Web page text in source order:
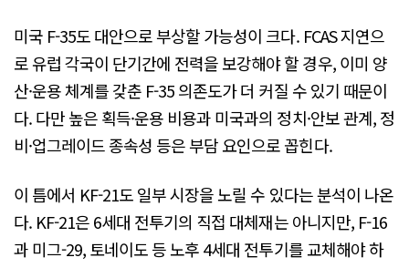
미국 F-35도 대안으로 부상할 가능성이 크다. FCAS 지연으
로 유럽 각국이 단기간에 전력을 보강해야 할 경우, 이미 양
산·운용 체계를 갖춘 F-35 의존도가 더 커질 수 있기 때문이
다. 다만 높은 획득·운용 비용과 미국과의 정치·안보 관계, 정
비·업그레이드 종속성 등은 부담 요인으로 꼽힌다.
이 틈에서 KF-21도 일부 시장을 노릴 수 있다는 분석이 나온
다. KF-21은 6세대 전투기의 직접 대체재는 아니지만, F-16
과 미그-29, 토네이도 등 노후 4세대 전투기를 교체해야 하